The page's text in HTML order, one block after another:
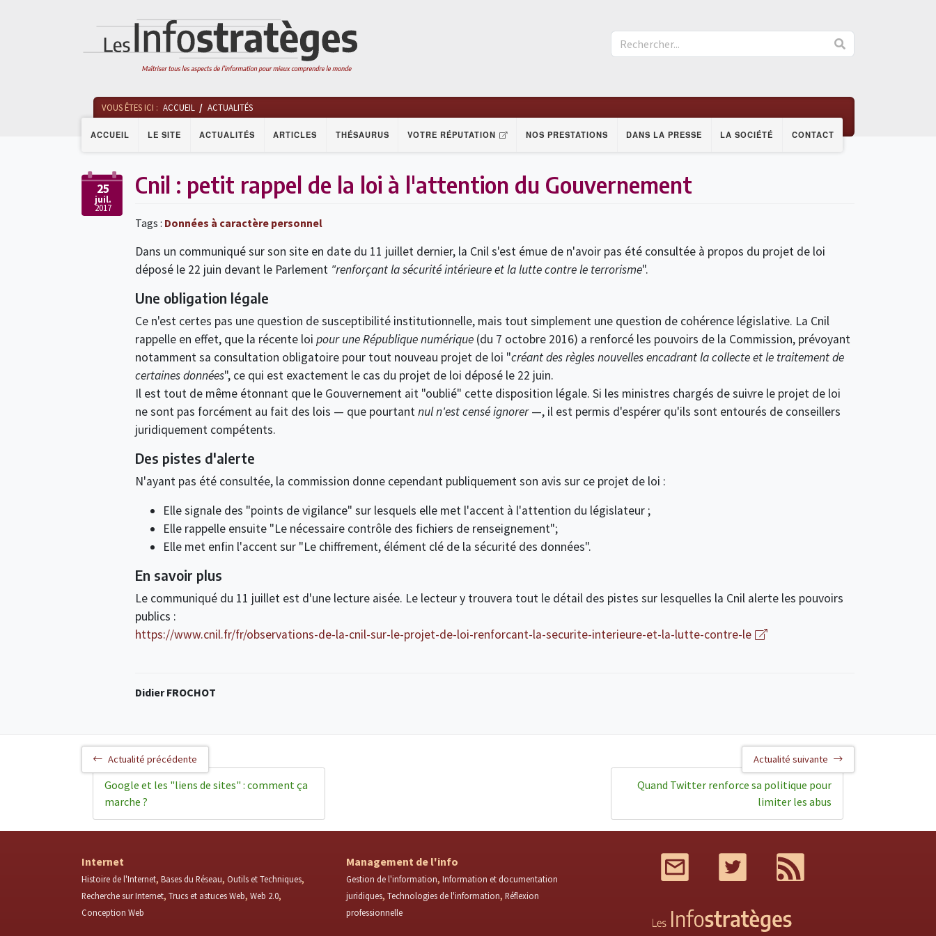
ACCUEIL LE SITE ACTUALITÉS ARTICLES THÉSAURUS VOTRE RÉPUTATION NOS PRESTATIONS DANS LA PRESSE LA SOCIÉTÉ CONTACT
VOUS ÊTES ICI : ACCUEIL ACTUALITÉS
25
juil.
2017
Cnil : petit rappel de la loi à l'attention du Gouvernement
Tags : Données à caractère personnel
Dans un communiqué sur son site en date du 11 juillet dernier, la Cnil s'est émue de n'avoir pas été consultée à propos du projet de loi
déposé le 22 juin devant le Parlement "renforçant la sécurité intérieure et la lutte contre le terrorisme".
Une obligation légale
Ce n'est certes pas une question de susceptibilité institutionnelle, mais tout simplement une question de cohérence législative. La Cnil
rappelle en effet, que la récente loi pour une République numérique (du 7 octobre 2016) a renforcé les pouvoirs de la Commission, prévoyant
notamment sa consultation obligatoire pour tout nouveau projet de loi "créant des règles nouvelles encadrant la collecte et le traitement de
certaines données", ce qui est exactement le cas du projet de loi déposé le 22 juin.
Il est tout de même étonnant que le Gouvernement ait "oublié" cette disposition légale. Si les ministres chargés de suivre le projet de loi
ne sont pas forcément au fait des lois — que pourtantnul n'est censé ignorer—, il est permis d'espérer qu'ils sont entourés de conseillers
juridiquement compétents.
Des pistes d'alerte
N'ayant pas été consultée, la commission donne cependant publiquement son avis sur ce projet de loi :
Elle signale des "points de vigilance" sur lesquels elle met l'accent à l'attention du législateur ;
Elle rappelle ensuite "Le nécessaire contrôle des fichiers de renseignement";
Elle met enfin l'accent sur "Le chiffrement, élément clé de la sécurité des données".
En savoir plus
Le communiqué du 11 juillet est d'une lecture aisée. Le lecteur y trouvera tout le détail des pistes sur lesquelles la Cnil alerte les pouvoirs
publics :
https://www.cnil.fr/fr/observations-de-la-cnil-sur-le-projet-de-loi-renforcant-la-securite-interieure-et-la-lutte-contre-le
Didier FROCHOT
Actualité précédente
Google et les "liens de sites" : comment ça
marche ?
Actualité suivante
Quand Twitter renforce sa politique pour
limiter les abus
Internet
Histoire de l'Internet Bases du Réseau Outils et Techniques
Recherche sur Internet Trucs et astuces Web Web 2.0
Conception Web
Management de l'info
Gestion de l'information Information et documentation
juridiques Technologies de l'information Réflexion
professionnelle
Twitter